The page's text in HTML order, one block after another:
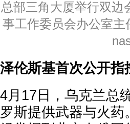
总部三角大厦举行双边
事工作委员会办公室
泽伦斯基首次公开指
4月17日，乌克兰总
罗斯提供武器与火